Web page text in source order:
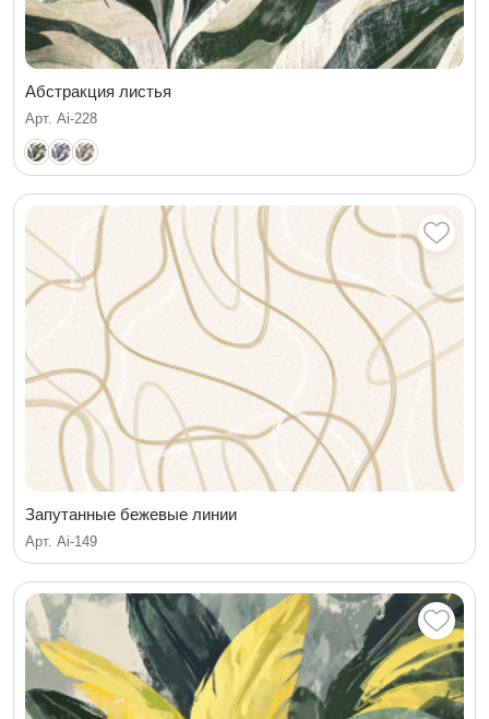
Абстракция листья
Арт. Ai-228
Запутанные бежевые линии
Арт. Ai-149